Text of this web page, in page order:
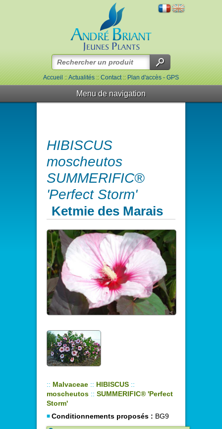
Accueil::Actualités::Contact::Plan d'accès - GPS
Menu de navigation
HIBISCUS
moscheutos
SUMMERIFIC®
'Perfect Storm'
Ketmie des Marais
:: Malvaceae :: HIBISCUS ::
moscheutos :: SUMMERIFIC® 'Perfect
Storm'
Conditionnements proposés : BG9